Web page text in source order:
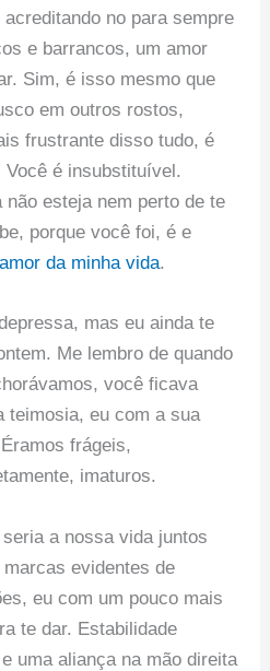
no para sempre
e barrancos, um amor
Sim, é isso mesmo que
em outros rostos,
frustrante disso tudo, é
é insubstituível.
não esteja nem perto de te
porque você foi, é e
amor da minha vida.
mas eu ainda te
Me lembro de quando
você ficava
teimosia, eu com a sua
frágeis,
imaturos.
a nossa vida juntos
evidentes de
eu com um pouco mais
te dar. Estabilidade
uma aliança na mão direita